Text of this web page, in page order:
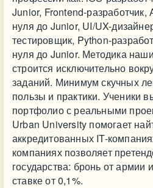
Junior, Frontend-разработчик,
нуля до Junior, UI/UX-
тестировщик, Python-
нуля до Junior. Методика
строится исключительно
заданий. Минимум скучных
пользы и практики. Ученики
портфолио с реальными
Urban University помогает
аккредитованных IT-
компаниях позволяет
государства: бронь от армии
ставке от 0,1%.